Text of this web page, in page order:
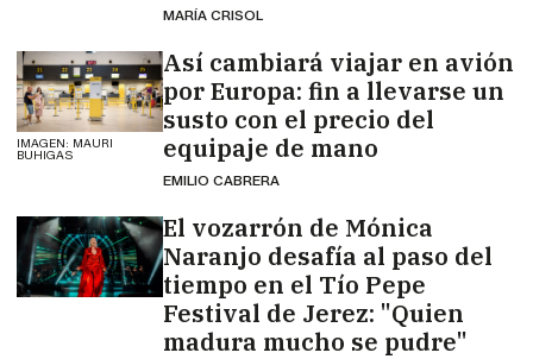
MARÍA CRISOL
IMAGEN: MAURI
BUHIGAS
Así cambiará viajar en avión
por Europa: fin a llevarse un
susto con el precio del
equipaje de mano
EMILIO CABRERA
El vozarrón de Mónica
Naranjo desafía al paso del
tiempo en el Tío Pepe
Festival de Jerez: "Quien
madura mucho se pudre"